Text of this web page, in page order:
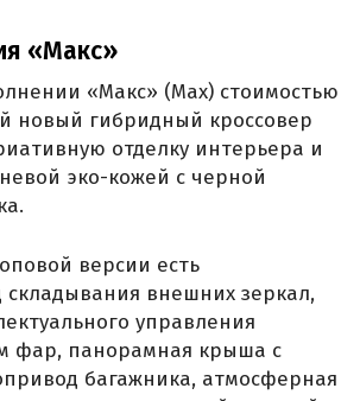
«Макс»
«Макс» (Max) стоимостью
новый гибридный кроссовер
отделку интерьера и
эко-кожей с черной
версии есть
складывания внешних зеркал,
управления
фар, панорамная крыша с
багажника, атмосферная